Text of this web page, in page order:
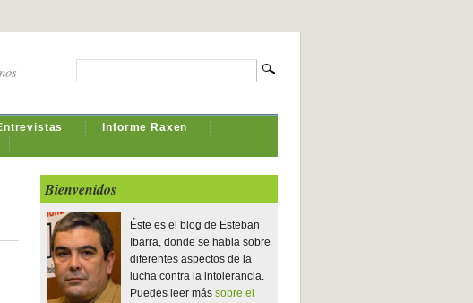
Informe Raxen
Bienvenidos
Éste es el blog de Esteban
Ibarra, donde se habla sobre
diferentes aspectos de la
lucha contra la intolerancia.
Puedes leer más sobre el